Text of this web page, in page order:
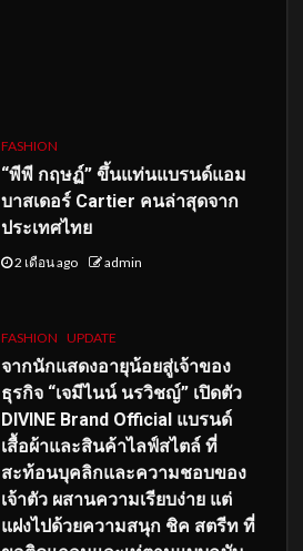
FASHION
“พีพี กฤษฏ์” ขึ้นแท่นแบรนด์แอม
บาสเดอร์ Cartier คนล่าสุดจาก
ประเทศไทย
2 เดือน ago admin
FASHION UPDATE
จากนักแสดงอายุน้อยสู่เจ้าของ
ธุรกิจ “เจมีไนน์ นรวิชญ์” เปิดตัว
DIVINE Brand Official แบรนด์
เสื้อผ้าและสินค้าไลฟ์สไตล์ ที่
สะท้อนบุคลิกและความชอบของ
เจ้าตัว ผสานความเรียบง่าย แต่
แฝงไปด้วยความสนุก ชิค สตรีท ที่